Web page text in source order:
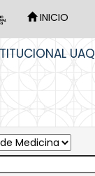
INICIO
UAQ